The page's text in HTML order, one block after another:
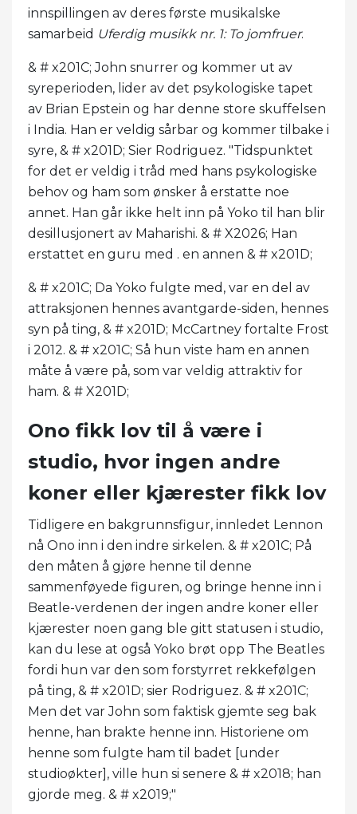
innspillingen av deres første musikalske
samarbeid Uferdig musikk nr. 1: To jomfruer.
& # x201C; John snurrer og kommer ut av
syreperioden, lider av det psykologiske tapet
av Brian Epstein og har denne store skuffelsen
i India. Han er veldig sårbar og kommer tilbake i
syre, & # x201D; Sier Rodriguez. "Tidspunktet
for det er veldig i tråd med hans psykologiske
behov og ham som ønsker å erstatte noe
annet. Han går ikke helt inn på Yoko til han blir
desillusjonert av Maharishi. & # X2026; Han
erstattet en guru med . en annen & # x201D;
& # x201C; Da Yoko fulgte med, var en del av
attraksjonen hennes avantgarde-siden, hennes
syn på ting, & # x201D; McCartney fortalte Frost
i 2012. & # x201C; Så hun viste ham en annen
måte å være på, som var veldig attraktiv for
ham. & # X201D;
Ono fikk lov til å være i
studio, hvor ingen andre
koner eller kjærester fikk lov
Tidligere en bakgrunnsfigur, innledet Lennon
nå Ono inn i den indre sirkelen. & # x201C; På
den måten å gjøre henne til denne
sammenføyede figuren, og bringe henne inn i
Beatle-verdenen der ingen andre koner eller
kjærester noen gang ble gitt statusen i studio,
kan du lese at også Yoko brøt opp The Beatles
fordi hun var den som forstyrret rekkefølgen
på ting, & # x201D; sier Rodriguez. & # x201C;
Men det var John som faktisk gjemte seg bak
henne, han brakte henne inn. Historiene om
henne som fulgte ham til badet [under
studioøkter], ville hun si senere & # x2018; han
gjorde meg. & # x2019;"